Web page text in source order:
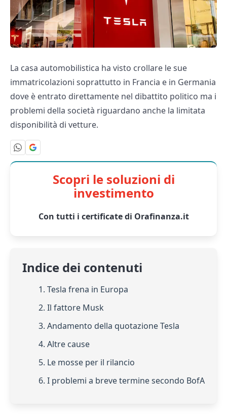
La casa automobilistica ha visto crollare le sue
immatricolazioni soprattutto in Francia e in Germania
dove è entrato direttamente nel dibattito politico ma i
problemi della società riguardano anche la limitata
disponibilità di vetture.
Scopri le soluzioni di
investimento
Con tutti i certificate di Orafinanza.it
Indice dei contenuti
1. Tesla frena in Europa
2. Il fattore Musk
3. Andamento della quotazione Tesla
4. Altre cause
5. Le mosse per il rilancio
6. I problemi a breve termine secondo BofA